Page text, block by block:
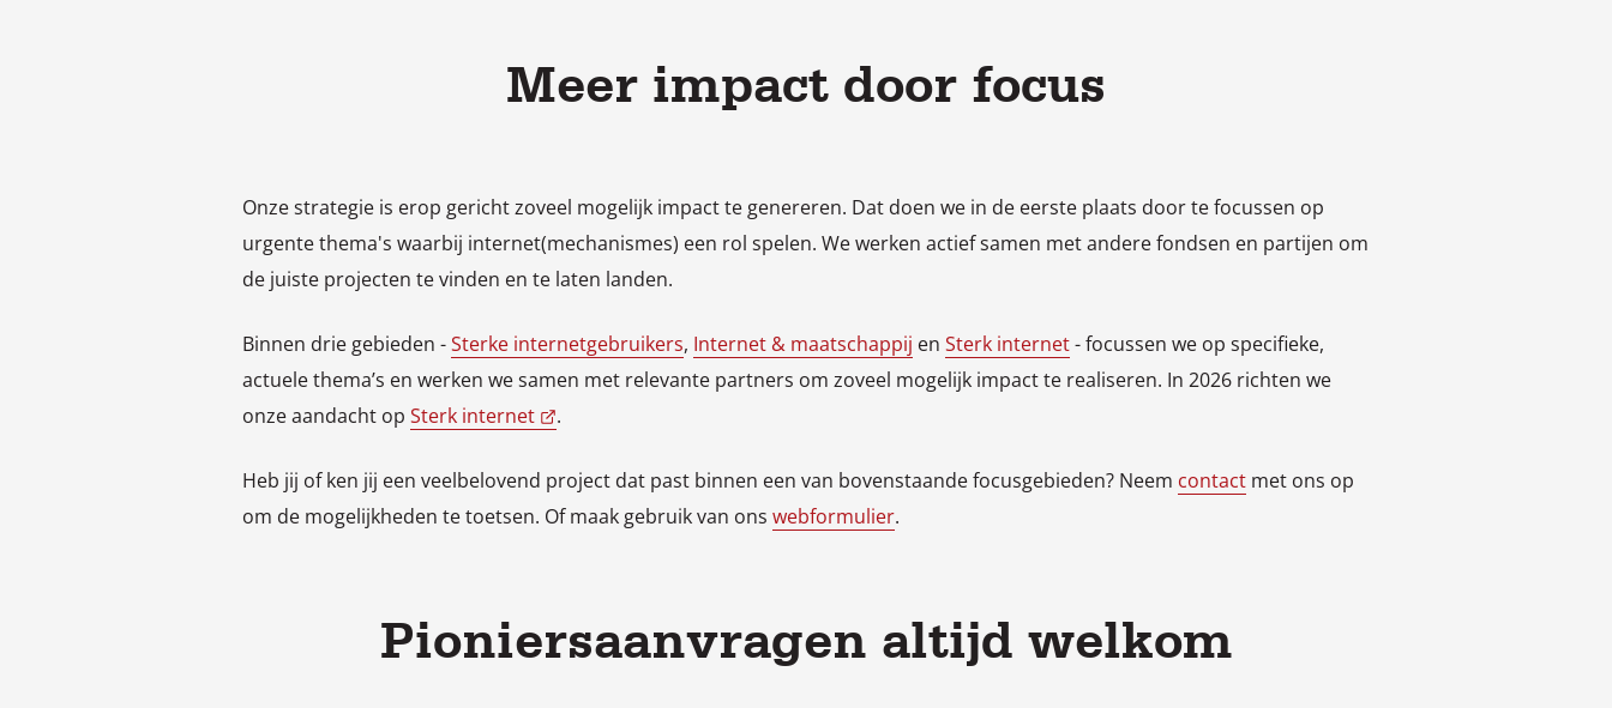
Meer impact door focus
Onze strategie is erop gericht zoveel mogelijk impact te genereren. Dat doen we in de eerste plaats door te focussen op
urgente thema's waarbij internet(mechanismes) een rol spelen. We werken actief samen met andere fondsen en partijen om
de juiste projecten te vinden en te laten landen.
Binnen drie gebieden -Sterke internetgebruikers, Internet & maatschappij en Sterk internet- focussen we op specifieke,
actuele thema’s en werken we samen met relevante partners om zoveel mogelijk impact te realiseren. In 2026 richten we
onze aandacht op Sterk internet .
Heb jij of ken jij een veelbelovend project dat past binnen een van bovenstaande focusgebieden? Neem contact met ons op
om de mogelijkheden te toetsen. Of maak gebruik van ons webformulier.
Pioniersaanvragen altijd welkom